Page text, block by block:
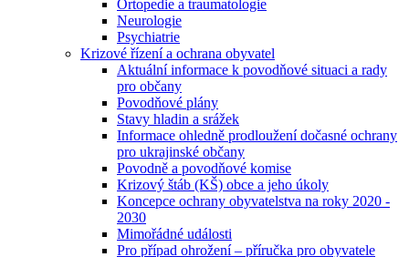
Ortopedie a traumatologie
Neurologie
Psychiatrie
Krizové řízení a ochrana obyvatel
Aktuální informace k povodňové situaci a rady
pro občany
Povodňové plány
Stavy hladin a srážek
Informace ohledně prodloužení dočasné ochrany
pro ukrajinské občany
Povodně a povodňové komise
Krizový štáb (KŠ) obce a jeho úkoly
Koncepce ochrany obyvatelstva na roky 2020 -
2030
Mimořádné události
Pro případ ohrožení – příručka pro obyvatele